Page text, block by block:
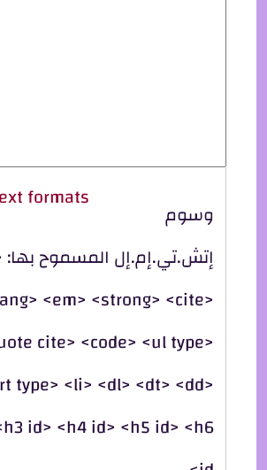
formats
وسوم
<em> <strong> <cite>
cite> <code> <ul type>
type> <li> <dl> <dt> <dd>
id> <h4 id> <h5 id> <h6